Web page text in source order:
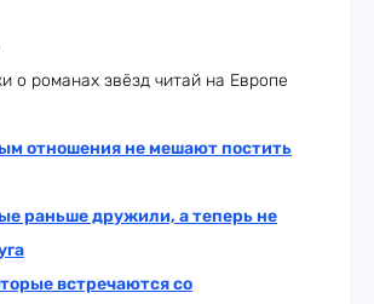
о романах звёзд читай на Европе
отношения не мешают постить
раньше дружили, а теперь не
встречаются со